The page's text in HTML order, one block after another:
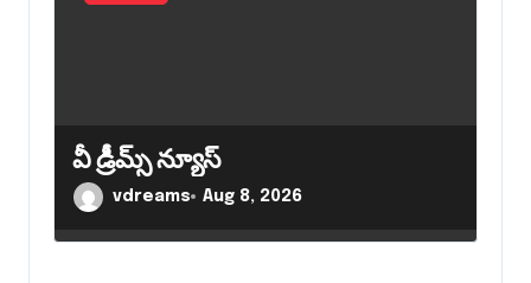
వీ డ్రీమ్స్ న్యూస్
vdreams Aug 8, 2026